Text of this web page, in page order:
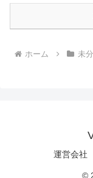
ホーム 未
運営会社
©